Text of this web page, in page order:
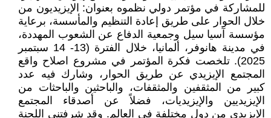
للمشاركة في مؤتمر دولي نظموه بعنوان: الإيزيديون من
خلال الحوار على طريق إعادة التنظيم والمأسسة، برعاية
مؤسسة آسيا سيل وجمعية الدفاع عن الشعوب المهددة،
في مدينة هانوفر، ألمانيا، خلال الفترة (13- 14 سبتمبر
2025). تلخصت فكرة المؤتمر في مشروع اصلاح واقع
المجتمع الإيزيدي عن طريق الحوار، وشارك فيه عدد
كبير من المثقفين والمثقفات، والباحثين والباحثات من
الإيزيديين والإيزيديات، فضلاً عن أصدقاء المجتمع
الإيزيدي من دول مختلفة في العالم. وقد شرفتني اللجنة